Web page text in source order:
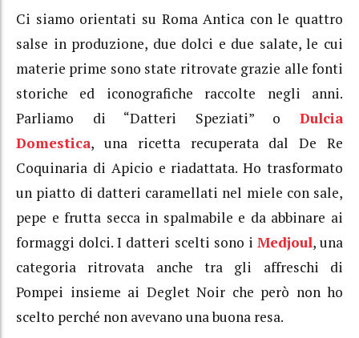
Ci siamo orientati su Roma Antica con le quattro
salse in produzione, due dolci e due salate, le cui
materie prime sono state ritrovate grazie alle fonti
storiche ed iconografiche raccolte negli anni.
Parliamo di “Datteri Speziati” o Dulcia
Domestica, una ricetta recuperata dal De Re
Coquinaria di Apicio e riadattata. Ho trasformato
un piatto di datteri caramellati nel miele con sale,
pepe e frutta secca in spalmabile e da abbinare ai
formaggi dolci. I datteri scelti sono i Medjoul, una
categoria ritrovata anche tra gli affreschi di
Pompei insieme ai Deglet Noir che però non ho
scelto perché non avevano una buona resa.